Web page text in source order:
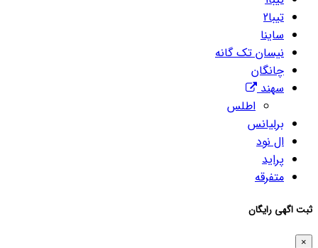
تیبا2
ساینا
نیسان تک گانه
چانگان
سهند
اطلس
برلیانس
ال نود
پراید
متفرقه
ثبت اگهی رایگان
×